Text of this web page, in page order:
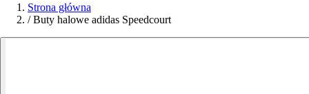
Strona główna
/ Buty halowe adidas Speedcourt